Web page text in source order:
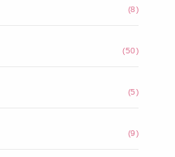
(8)
(50)
(5)
(9)